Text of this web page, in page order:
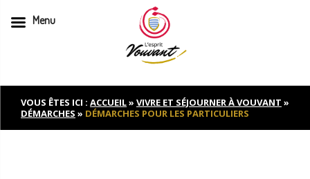
to
contentVOUS ÊTES ICI : ACCUEIL» VIVRE ET SÉJOURNER À VOUVANT »
DÉMARCHES » DÉMARCHES POUR LES PARTICULIERS
Menu